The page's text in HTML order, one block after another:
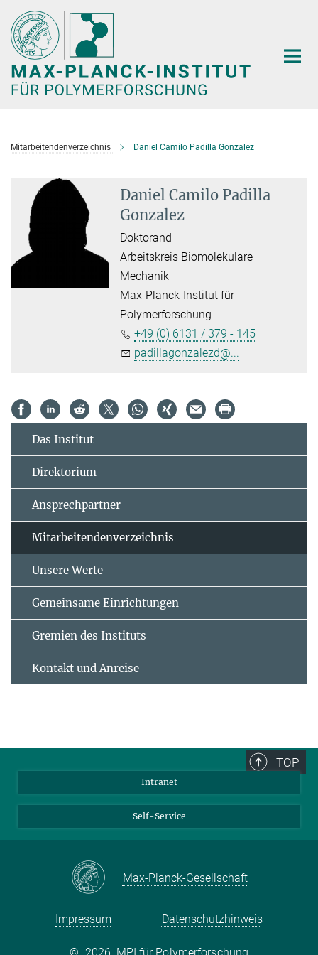
Hauptinhalt
Mitarbeitendenverzeichnis Daniel Camilo Padilla Gonzalez
Daniel Camilo Padilla
Gonzalez
Doktorand
Arbeitskreis Biomolekulare
Mechanik
Max-Planck-Institut für
Polymerforschung
+49 (0) 6131 / 379 - 145
padillagonzalezd@...
Das Institut
Direktorium
Ansprechpartner
Mitarbeitendenverzeichnis
Unsere Werte
Gemeinsame Einrichtungen
Gremien des Instituts
Kontakt und Anreise
TOP
Intranet
Self-Service
Max-Planck-Gesellschaft
Impressum Datenschutzhinweis